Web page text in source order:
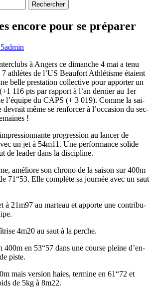
encore pour se préparer
Author
admin
à Angers ce dimanche 4 mai a tenu
7 ath­lètes de l’US Beau­fort Ath­létisme étaient
belle presta­tion col­lec­tive pour apporter un
116 pts par rap­port à l’an dernier au 1er
l’équipe du CAPS (+ 3 019). Comme la sai­
devrait même se ren­forcer à l’oc­ca­sion du sec­
!
pro­gres­sion au lancer de
un jet à 54m11. Une per­for­mance solide
de leader dans la dis­ci­pline.
améliore son chrono de la sai­son sur 400m
71“53. Elle com­plète sa journée avec un saut
à 21m97 au marteau et apporte une con­tri­bu­
4m20 au saut à la perche.
400m en 53“57 dans une course pleine d’en­
piste.
mais ver­sion haies, ter­mine en 61“72 et
de 5kg à 8m22.